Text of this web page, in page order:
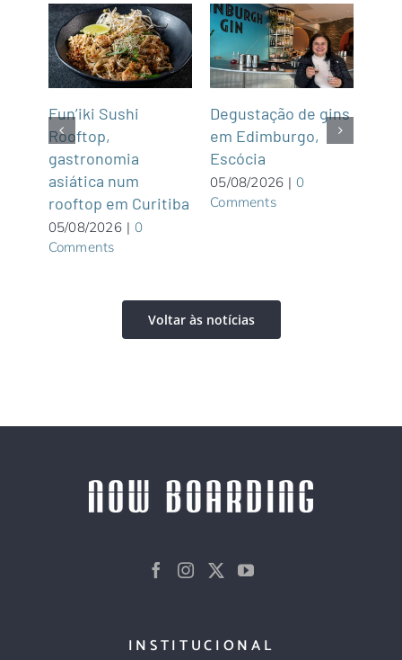
Fun’iki Sushi
Rooftop,
gastronomia
asiática num
rooftop em Curitiba
05/08/2026 | 0
Comments
Degustação de gins
em Edimburgo,
Escócia
05/08/2026 | 0
Comments
Voltar às notícias
INSTITUCIONAL